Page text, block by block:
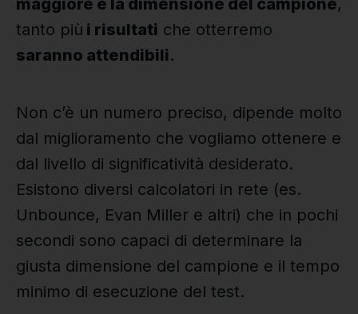
tanto più i risultati che otterremo
saranno attendibili.
Non c’è un numero preciso, dipende molto
dal miglioramento che vogliamo ottenere e
dal livello di significatività desiderato.
Esistono diversi calcolatori in rete (es.
Unbounce, Evan Miller e altri) che in pochi
secondi sono capaci di determinare la
giusta dimensione del campione e il tempo
minimo di esecuzione del test.